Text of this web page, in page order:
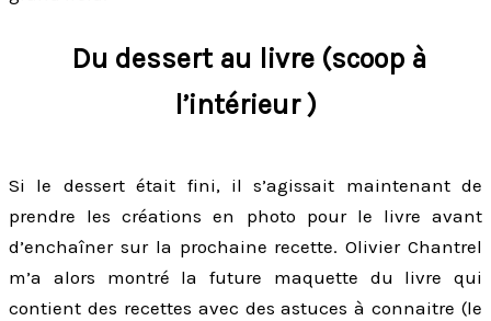
Du dessert au livre (scoop à
l’intérieur )
Si le dessert était fini, il s’agissait maintenant de
prendre les créations en photo pour le livre avant
d’enchaîner sur la prochaine recette. Olivier Chantrel
m’a alors montré la future maquette du livre qui
contient des recettes avec des astuces à connaitre (le